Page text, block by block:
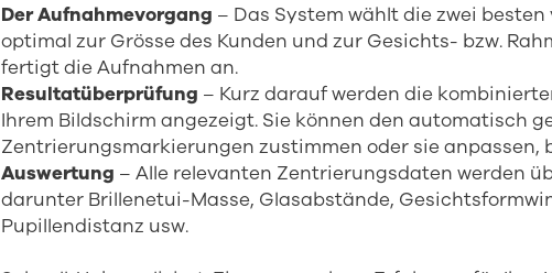
Der Aufnahmevorgang – Das System wählt die zwei
optimal zur Grösse des Kunden und zur Gesichts- bzw.
fertigt die Aufnahmen an.
Resultatüberprüfung – Kurz darauf werden die
Ihrem Bildschirm angezeigt. Sie können den automatisch
Zentrierungsmarkierungen zustimmen oder sie anpassen,
Auswertung – Alle relevanten Zentrierungsdaten werden
darunter Brillenetui-Masse, Glasabstände,
Pupillendistanz usw.